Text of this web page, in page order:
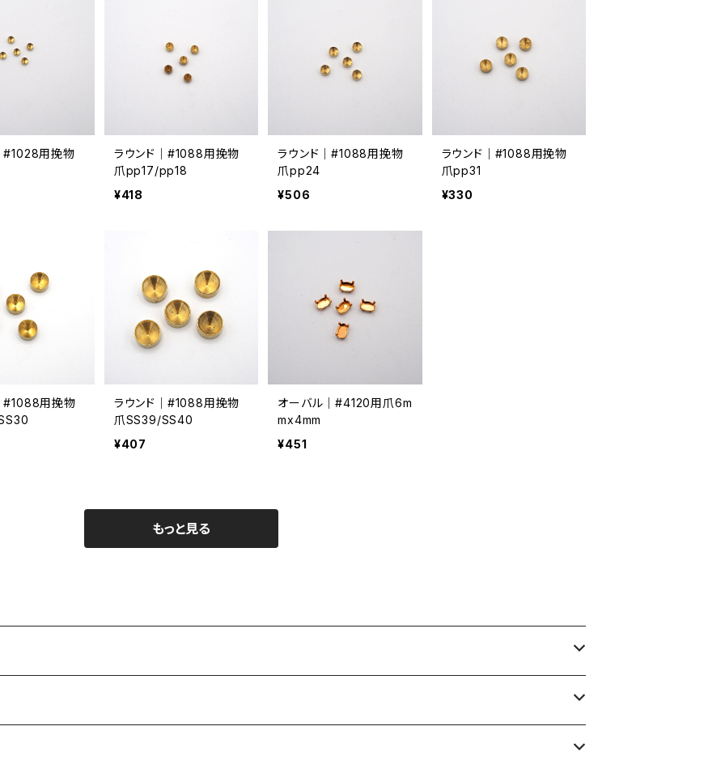
#1028用挽物
ラウンド｜#1088用挽物
爪pp17/pp18
¥418
ラウンド｜#1088用挽物
爪pp24
¥506
ラウンド｜#1088用挽物
爪pp31
¥330
#1088用挽物
ラウンド｜#1088用挽物
爪SS39/SS40
¥407
オーバル｜#4120用爪6m
mx4mm
¥451
もっと見る